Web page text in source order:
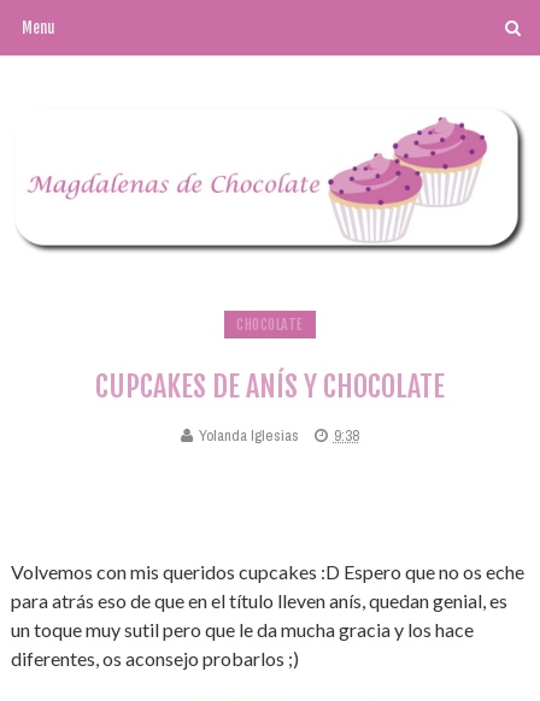
CHOCOLATE
CUPCAKES DE ANÍS Y CHOCOLATE
Yolanda Iglesias 9:38
Volvemos con mis queridos cupcakes :D Espero que no os eche
para atrás eso de que en el título lleven anís, quedan genial, es
un toque muy sutil pero que le da mucha gracia y los hace
diferentes, os aconsejo probarlos ;)